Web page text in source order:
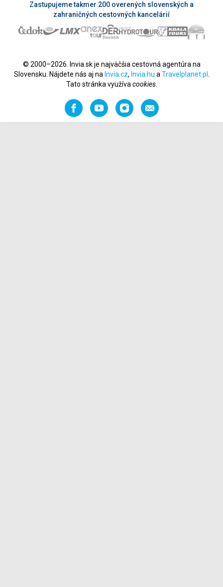
Zastupujeme takmer 200 overených slovenských a
zahraničných cestovných kancelárií
© 2000–2026. Invia.sk je najväčšia cestovná agentúra na
Slovensku. Nájdete nás aj na Invia.cz, Invia.hu a Travelplanet.pl
Tato stránka využíva cookies.
FacebookYouTubeInstagramOdporučiť